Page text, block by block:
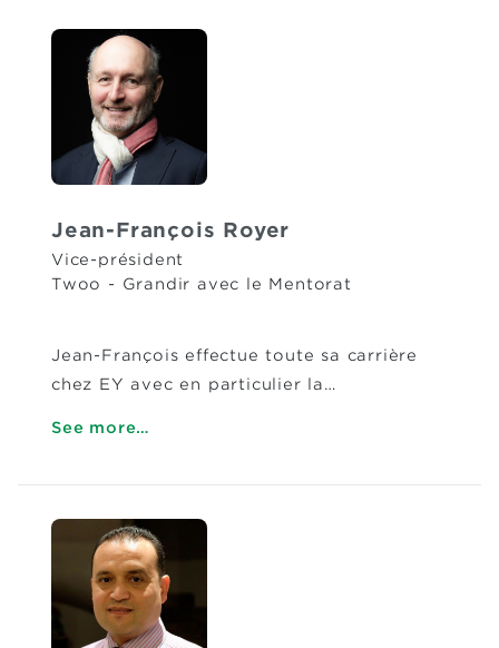
Jean-François Royer
Vice-président
Twoo - Grandir avec le Mentorat
Jean-François effectue toute sa carrière
chez EY avec en particulier la…
See more…